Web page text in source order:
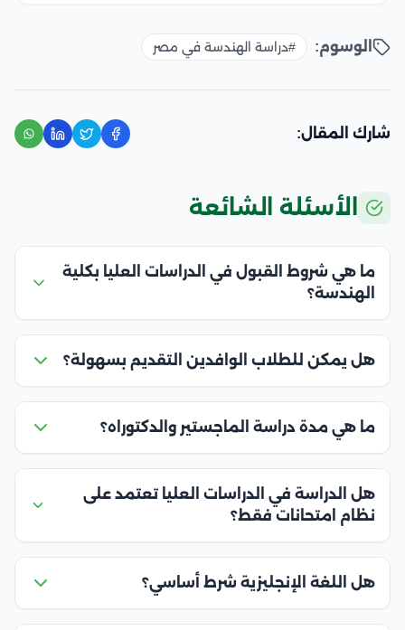
الوسوم: #دراسة الهندسة في مصر
شارك المقال:
الأسئلة الشائعة
ما هي شروط القبول في الدراسات العليا بكلية
الهندسة؟
هل يمكن للطلاب الوافدين التقديم بسهولة؟
ما هي مدة دراسة الماجستير والدكتوراه؟
هل الدراسة في الدراسات العليا تعتمد على
نظام امتحانات فقط؟
هل اللغة الإنجليزية شرط أساسي؟